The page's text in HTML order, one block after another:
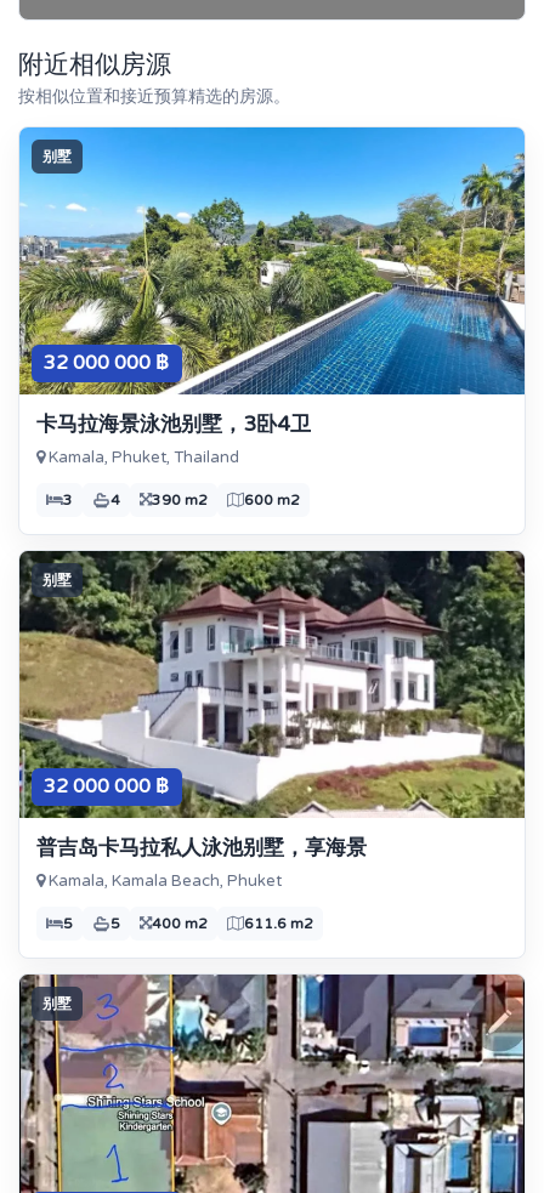
附近相似房源
按相似位置和接近预算精选的房源。
别墅
32 000 000 ฿
卡马拉海景泳池别墅，3卧4卫
Kamala, Phuket, Thailand
3 4 390 m2 600 m2
别墅
32 000 000 ฿
普吉岛卡马拉私人泳池别墅，享海景
Kamala, Kamala Beach, Phuket
5 5 400 m2 611.6 m2
别墅